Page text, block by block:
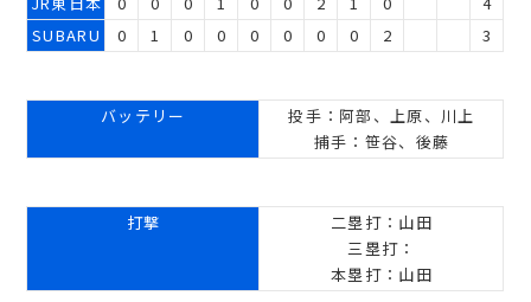
SUBARU
0 1 0 0 0 0 0 0 2 3
バッテリー
投手：阿部、上原、川上
捕手：笹谷、後藤
打撃
二塁打：山田
三塁打：
本塁打：山田